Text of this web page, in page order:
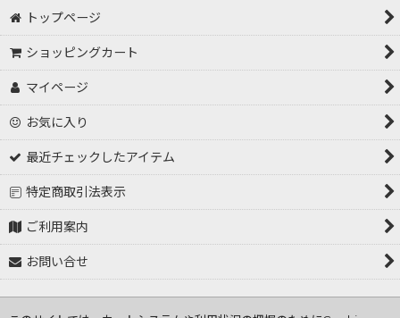
トップページ
ショッピングカート
マイページ
お気に入り
最近チェックしたアイテム
特定商取引法表示
ご利用案内
お問い合せ